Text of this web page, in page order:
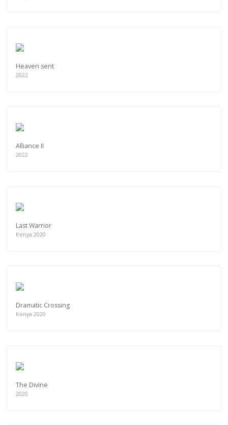
Heaven sent
2022
Alliance II
2022
Last Warrior
Kenya 2020
Dramatic Crossing
Kenya 2020
The Divine
2020